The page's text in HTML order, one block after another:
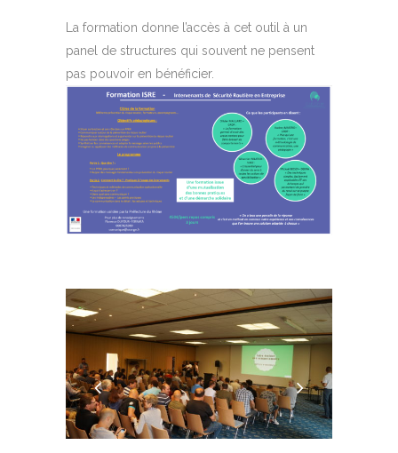
La formation donne l’accès à cet outil à un
panel de structures qui souvent ne pensent
pas pouvoir en bénéficier.